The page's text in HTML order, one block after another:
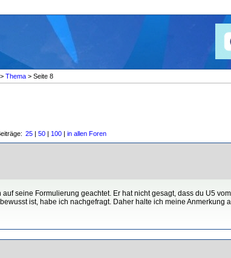
> Thema > Seite 8
25 | 50 | 100 | in allen Foren
seine Formulierung geachtet. Er hat nicht gesagt, dass du U5
ist, habe ich nachgefragt. Daher halte ich meine Anmerkung